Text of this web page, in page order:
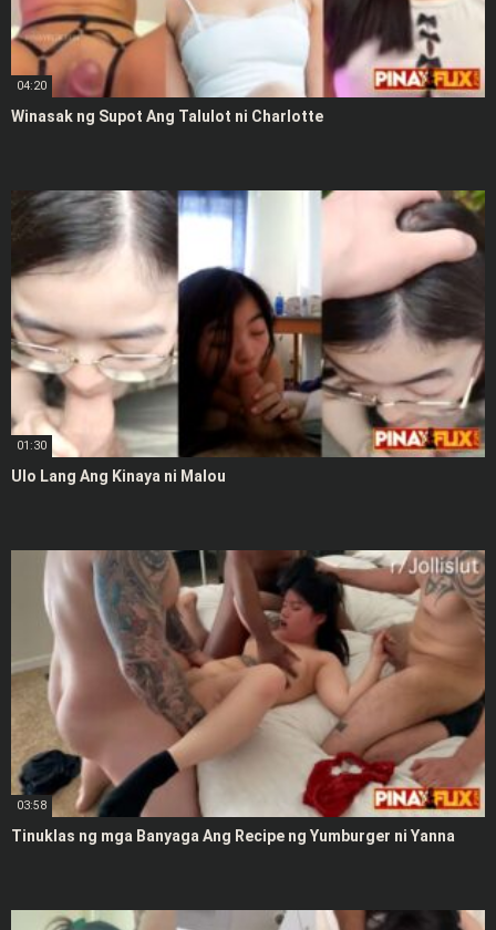
04:20
Winasak ng Supot Ang Talulot ni Charlotte
01:30
Ulo Lang Ang Kinaya ni Malou
03:58
Tinuklas ng mga Banyaga Ang Recipe ng Yumburger ni Yanna